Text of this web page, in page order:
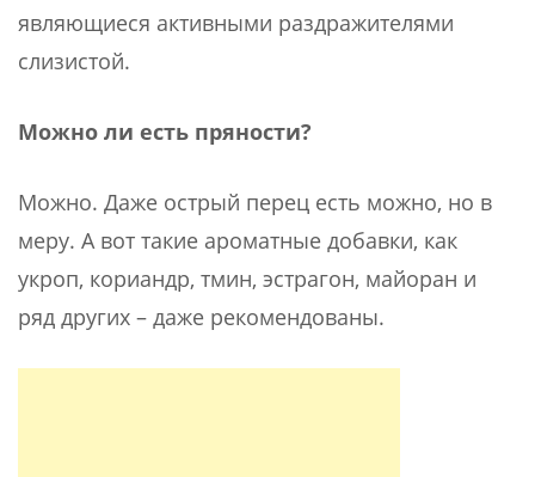
являющиеся активными раздражителями
слизистой.
Можно ли есть пряности?
Можно. Даже острый перец есть можно, но в
меру. А вот такие ароматные добавки, как
укроп, кориандр, тмин, эстрагон, майоран и
ряд других – даже рекомендованы.